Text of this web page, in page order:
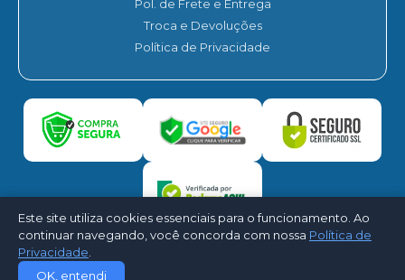
Pol. de Frete e Entrega
Troca e Devoluções
Política de Privacidade
©2026 - Kariar Ar Condicionado. Todos os direitos reservados -
Este site utiliza cookies essenciais para o funcionamento. Ao
continuar navegando, você concorda com nossa Política de
Privacidade
OK, entendi